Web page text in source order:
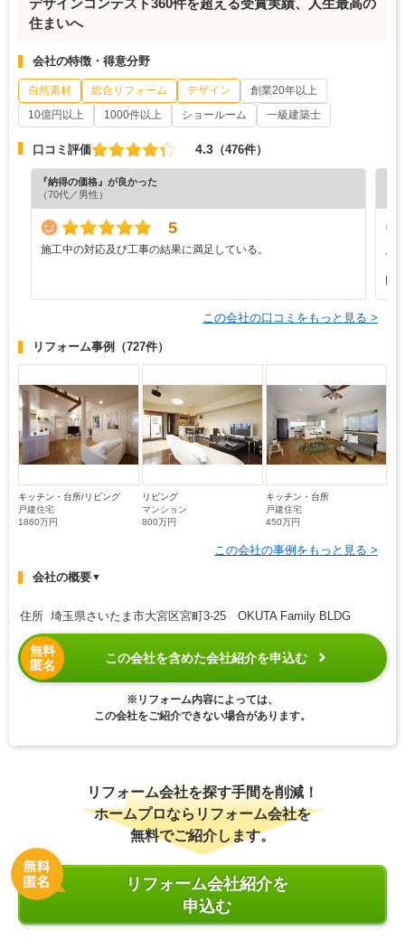
デザインコンテスト360件を超える受賞実績、人生最高の
住まいへ
会社の特徴・得意分野
自然素材 総合リフォーム デザイン
創業20年以上
10億円以上
1000件以上 ショールーム 一級建築士
口コミ評価 4.3 （476件）
『納得の価格』が良かった
（70代／男性）
5
施工中の対応及び工事の結果に満足している。
この会社の口コミをもっと見る >
リフォーム事例 （727件）
キッチン・台所/リビング
戸建住宅
1860万円
リビング
マンション
800万円
キッチン・台所
戸建住宅
450万円
この会社の事例をもっと見る >
会社の概要▼
住所 埼玉県さいたま市大宮区宮町3-25 OKUTA Family BLDG
無料
匿名
この会社を含めた会社紹介を申込む
※リフォーム内容によっては、
この会社をご紹介できない場合があります。
リフォーム会社を探す手間を削減！
ホームプロならリフォーム会社を
無料でご紹介します。
リフォーム会社紹介を
申込む